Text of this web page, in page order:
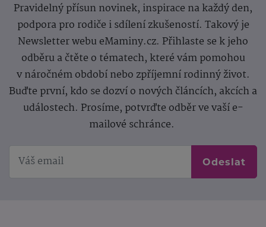
Pravidelný přísun novinek, inspirace na každý den,
podpora pro rodiče i sdílení zkušeností. Takový je
Newsletter webu eMaminy.cz. Přihlaste se k jeho
odběru a čtěte o tématech, které vám pomohou
v náročném období nebo zpříjemní rodinný život.
Buďte první, kdo se dozví o nových článcích, akcích a
událostech. Prosíme, potvrďte odběr ve vaší e-
mailové schránce.
Odeslat